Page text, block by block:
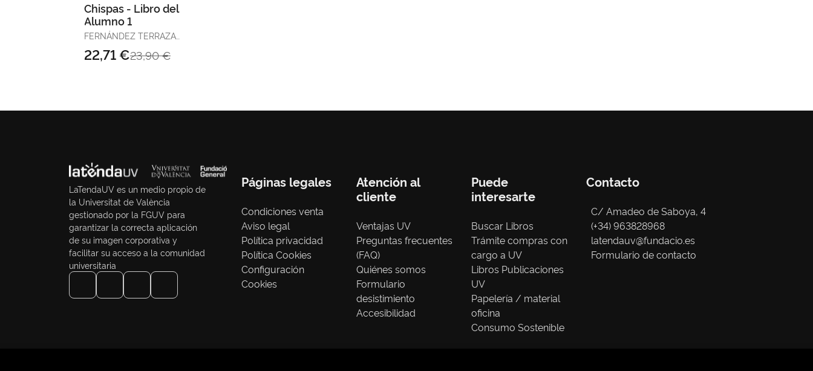
Chispas - Libro del
Alumno 1
FERNÁNDEZ TERRAZA,
23,90 €
22,71 €
LaTendaUV es un medio propio de
la Universitat de València
gestionado por la FGUV para
garantizar la correcta aplicación
de su imagen corporativa y
facilitar su acceso a la comunidad
universitaria
Páginas legales
Condiciones venta
Aviso legal
Política privacidad
Política Cookies
Configuración
Cookies
Atención al
cliente
Ventajas UV
Preguntas frecuentes
(FAQ)
Quiénes somos
Formulario
desistimiento
Accesibilidad
Puede
interesarte
Buscar Libros
Trámite compras con
cargo a UV
Libros Publicaciones
UV
Papelería / material
oficina
Consumo Sostenible
Contacto
C/ Amadeo de Saboya, 4
(+34) 963828968
latendauv@fundacio.es
Formulario de contacto